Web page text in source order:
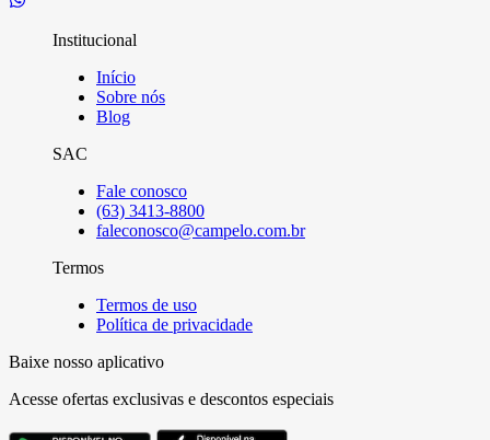
Institucional
Início
Sobre nós
Blog
SAC
Fale conosco
(63) 3413-8800
faleconosco@campelo.com.br
Termos
Termos de uso
Política de privacidade
Baixe nosso aplicativo
Acesse ofertas exclusivas e descontos especiais